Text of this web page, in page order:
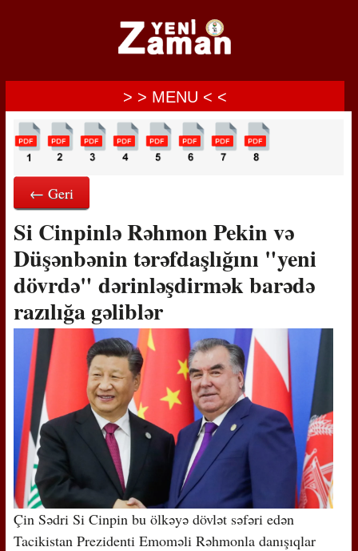
> > MENU < <
← Geri
Si Cinpinlə Rəhmon Pekin və
Düşənbənin tərəfdaşlığını "yeni
dövrdə" dərinləşdirmək barədə
razılığa gəliblər
Çin Sədri Si Cinpin bu ölkəyə dövlət səfəri edən
Tacikistan Prezidenti Emoməli Rəhmonla danışıqlar